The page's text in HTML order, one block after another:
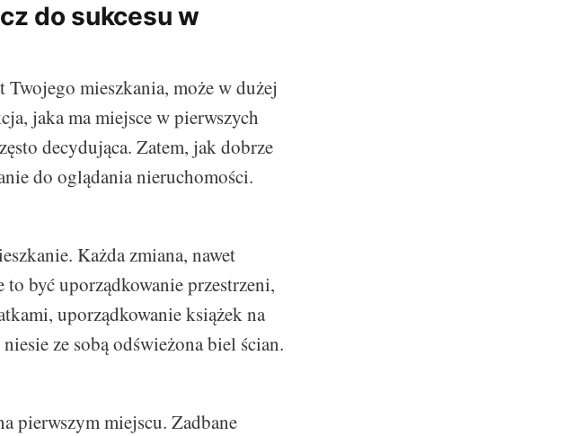
do sukcesu w
mieszkania, może w dużej
jaka ma miejsce w pierwszych
decydująca. Zatem, jak dobrze
do oglądania nieruchomości.
Każda zmiana, nawet
być uporządkowanie przestrzeni,
uporządkowanie książek na
ze sobą odświeżona biel ścian.
pierwszym miejscu. Zadbane